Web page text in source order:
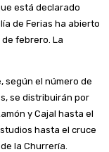
está declarado
de Ferias ha abierto
febrero. La
según el número de
se distribuirán por
y Cajal hasta el
hasta el cruce
la Churrería.